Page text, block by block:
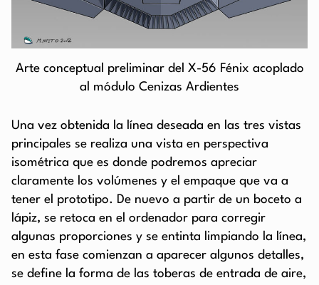
Arte conceptual preliminar del X-56 Fénix acoplado
al módulo Cenizas Ardientes
Una vez obtenida la línea deseada en las tres vistas
principales se realiza una vista en perspectiva
isométrica que es donde podremos apreciar
claramente los volúmenes y el empaque que va a
tener el prototipo. De nuevo a partir de un boceto a
lápiz, se retoca en el ordenador para corregir
algunas proporciones y se entinta limpiando la línea,
en esta fase comienzan a aparecer algunos detalles,
se define la forma de las toberas de entrada de aire,